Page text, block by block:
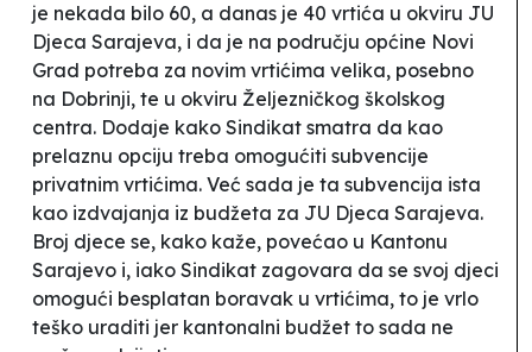
je nekada bilo 60, a danas je 40 vrtića u okviru JU
Djeca Sarajeva, i da je na području općine Novi
Grad potreba za novim vrtićima velika, posebno
na Dobrinji, te u okviru Željezničkog školskog
centra. Dodaje kako Sindikat smatra da kao
prelaznu opciju treba omogućiti subvencije
privatnim vrtićima. Već sada je ta subvencija ista
kao izdvajanja iz budžeta za JU Djeca Sarajeva.
Broj djece se, kako kaže, povećao u Kantonu
Sarajevo i, iako Sindikat zagovara da se svoj djeci
omogući besplatan boravak u vrtićima, to je vrlo
teško uraditi jer kantonalni budžet to sada ne